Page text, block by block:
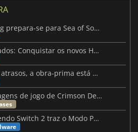
Hollow Knight: Silksong prepara-se para Sea of Sorrow com um patch
A Invasão dos Illuminados: Conquistar os novos Helldivers 2 Atualização!
GTA VI: Para além dos atrasos, a obra-prima está quase a chegar
Pearl Abyss revela imagens de jogo de Crimson Desert para a PS5
A atualização da Nintendo Switch 2 traz o Modo Portátil aos jogos mais antigos da Switch